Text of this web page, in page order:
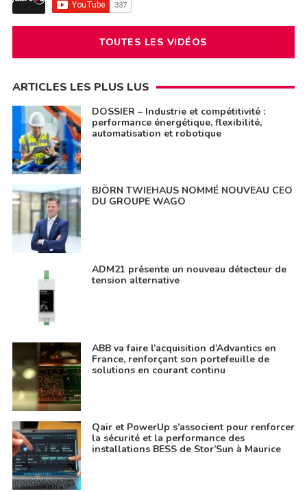
TOUTES LES VIDÉOS
ARTICLES LES PLUS LUS
DOSSIER – Industrie et compétitivité :
performance énergétique, flexibilité,
automatisation et robotique
BJÖRN TWIEHAUS NOMMÉ NOUVEAU CEO
DU GROUPE WAGO
ADM21 présente un nouveau détecteur de
tension alternative
ABB va faire l’acquisition d’Advantics en
France, renforçant son portefeuille de
solutions en courant continu
Qair et PowerUp s’associent pour renforcer
la sécurité et la performance des
installations BESS de Stor’Sun à Maurice